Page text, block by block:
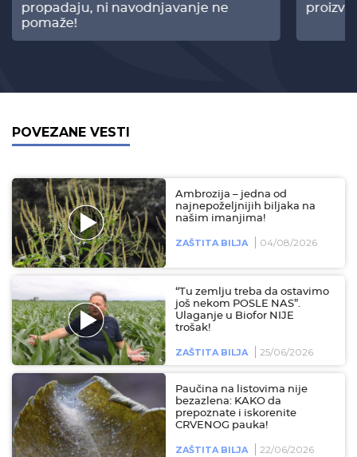
propadaju, ni navodnjavanje ne
pomaže!
POVEZANE VESTI
Ambrozija – jedna od
najnepoželjnijih biljaka na
našim imanjima!
ZAŠTITA BILJA 04/08/2026
“Tu zemlju treba da ostavimo
još nekom POSLE NAS”.
Ulaganje u Biofor NIJE
trošak!
ZAŠTITA BILJA 25/06/2026
Paučina na listovima nije
bezazlena: KAKO da
prepoznate i iskorenite
CRVENOG pauka!
ZAŠTITA BILJA 22/06/2026